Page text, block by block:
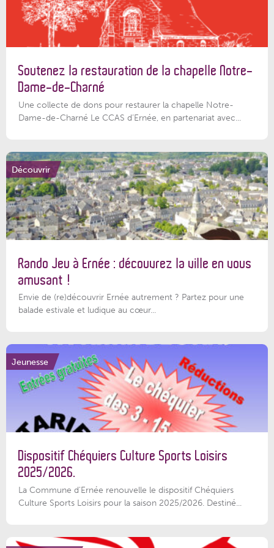
Soutenez la restauration de la chapelle Notre-
Dame-de-Charné
Une collecte de dons pour restaurer la chapelle Notre-
Dame-de-Charné Le CCAS d’Ernée, en partenariat avec...
Découvrir
Rando Jeu à Ernée : découvrez la ville en vous
amusant !
Envie de (re)découvrir Ernée autrement ? Partez pour une
balade estivale et ludique au cœur...
Jeunesse
Dispositif Chéquiers Culture Sports Loisirs
2025/2026.
La Commune d'Ernée renouvelle le dispositif Chéquiers
Culture Sports Loisirs pour la saison 2025/2026. Destiné...